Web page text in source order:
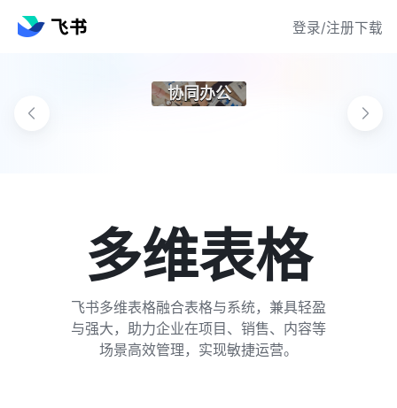
登录/注册下载
协同办公
多维表格
飞书多维表格融合表格与系统，兼具轻盈
与强大，助力企业在项目、销售、内容等
场景高效管理，实现敏捷运营。